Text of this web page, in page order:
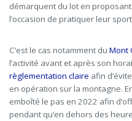
démarquent du lot en proposant
l’occasion de pratiquer leur
C’est le cas notamment du Mont
l’activité avant et après son
règlementation claire afin
en opération sur la montagne.
emboîté le pas en 2022 afin
pendant qu’en dehors des